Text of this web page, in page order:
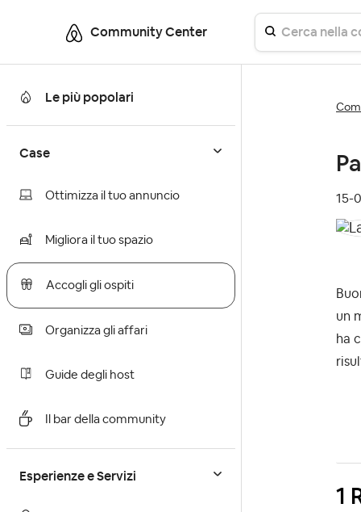
Community Center
Le più popolari
Case
Ottimizza il tuo annuncio
Migliora il tuo spazio
Accogli gli ospiti
Organizza gli affari
Guide degli host
Il bar della community
Esperienze e Servizi
‎15-
un
ha
1